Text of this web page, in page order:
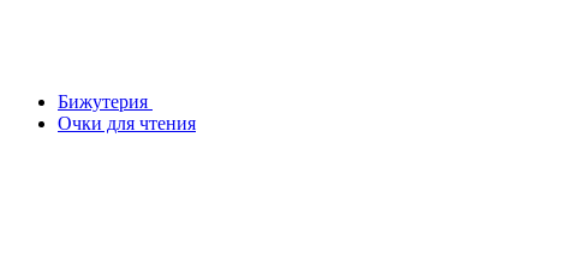
Бижутерия
Очки для чтения